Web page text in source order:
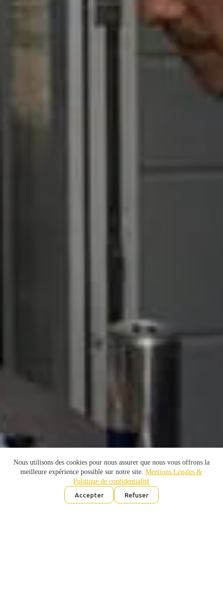
Nous utilisons des cookies pour nous assurer que nous vous offrons la
meilleure expérience possible sur notre site.Mentions Légales &
Politique de confidentialité
Accepter Refuser